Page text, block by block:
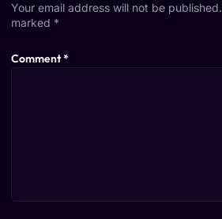
Your email address will not be published.
marked *
Comment*